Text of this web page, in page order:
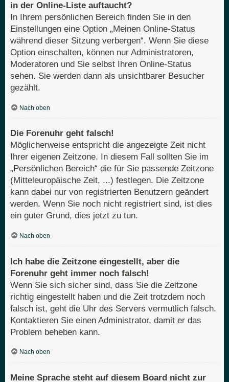
in der Online-Liste auftaucht?
In Ihrem persönlichen Bereich finden Sie in den
Einstellungen eine Option „Meinen Online-Status
während dieser Sitzung verbergen“. Wenn Sie diese
Option einschalten, können nur Administratoren,
Moderatoren und Sie selbst Ihren Online-Status
sehen. Sie werden dann als unsichtbarer Besucher
gezählt.
Nach oben
Die Forenuhr geht falsch!
Möglicherweise entspricht die angezeigte Zeit nicht
Ihrer eigenen Zeitzone. In diesem Fall sollten Sie im
„Persönlichen Bereich“ die für Sie passende Zeitzone
(Mitteleuropäische Zeit, ...) festlegen. Die Zeitzone
kann dabei nur von registrierten Benutzern geändert
werden. Wenn Sie noch nicht registriert sind, ist dies
ein guter Grund, dies jetzt zu tun.
Nach oben
Ich habe die Zeitzone eingestellt, aber die
Forenuhr geht immer noch falsch!
Wenn Sie sich sicher sind, dass Sie die Zeitzone
richtig eingestellt haben und die Zeit trotzdem noch
falsch ist, geht die Uhr des Servers vermutlich falsch.
Kontaktieren Sie einen Administrator, damit er das
Problem beheben kann.
Nach oben
Meine Sprache steht auf diesem Board nicht zur